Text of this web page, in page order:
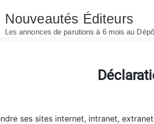
ses sites internet, intranet,